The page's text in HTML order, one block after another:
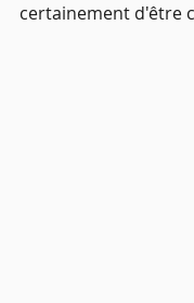
certainement d'être